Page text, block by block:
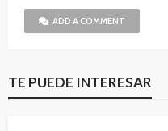
ADD A COMMENT
TE PUEDE INTERESAR